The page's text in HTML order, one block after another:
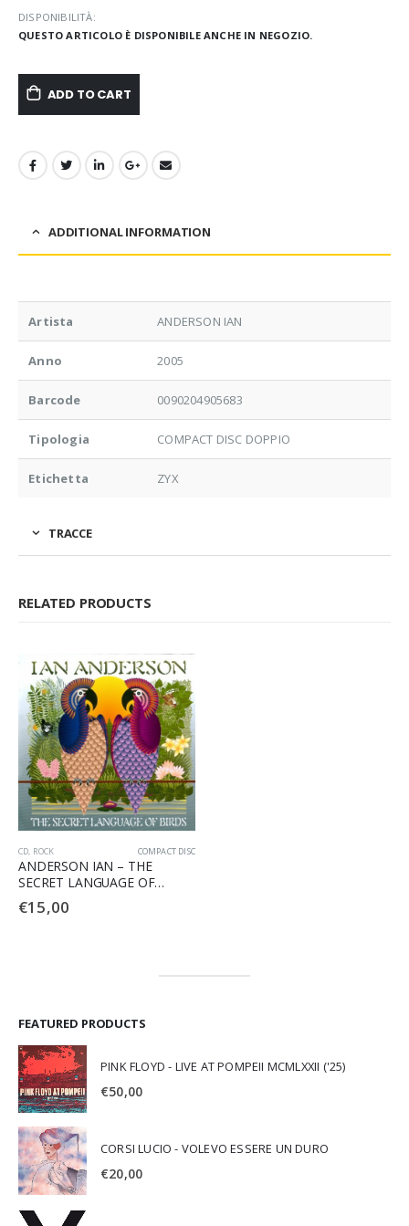
DISPONIBILITÀ:
QUESTO ARTICOLO È DISPONIBILE ANCHE IN NEGOZIO.
ADD TO CART
ADDITIONAL INFORMATION
Artista ANDERSON IAN
Anno 2005
Barcode 0090204905683
Tipologia COMPACT DISC DOPPIO
Etichetta ZYX
TRACCE
RELATED PRODUCTS
COMPACT DISC
CD, ROCK
ANDERSON IAN – THE
SECRET LANGUAGE OF
BIRDS
€15,00
FEATURED PRODUCTS
PINK FLOYD - LIVE AT POMPEII MCMLXXII ('25)
€50,00
CORSI LUCIO - VOLEVO ESSERE UN DURO
€20,00